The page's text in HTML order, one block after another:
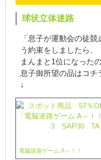
球状立体迷路
「息子が運動会の徒
う約束をしましたら、
まんまと1位になった
息子御所望の品はコチ
↓
電脳迷路ゲーム A～！！